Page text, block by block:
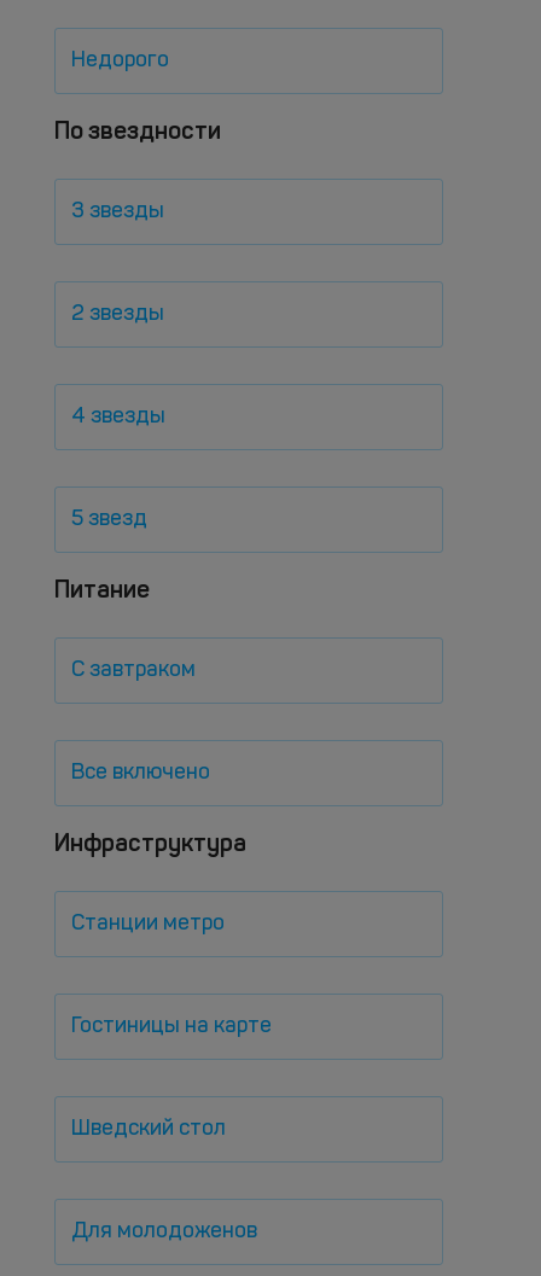
Недорого
По звездности
3 звезды
2 звезды
4 звезды
5 звезд
Питание
С завтраком
Все включено
Инфраструктура
Станции метро
Гостиницы на карте
Шведский стол
Для молодоженов